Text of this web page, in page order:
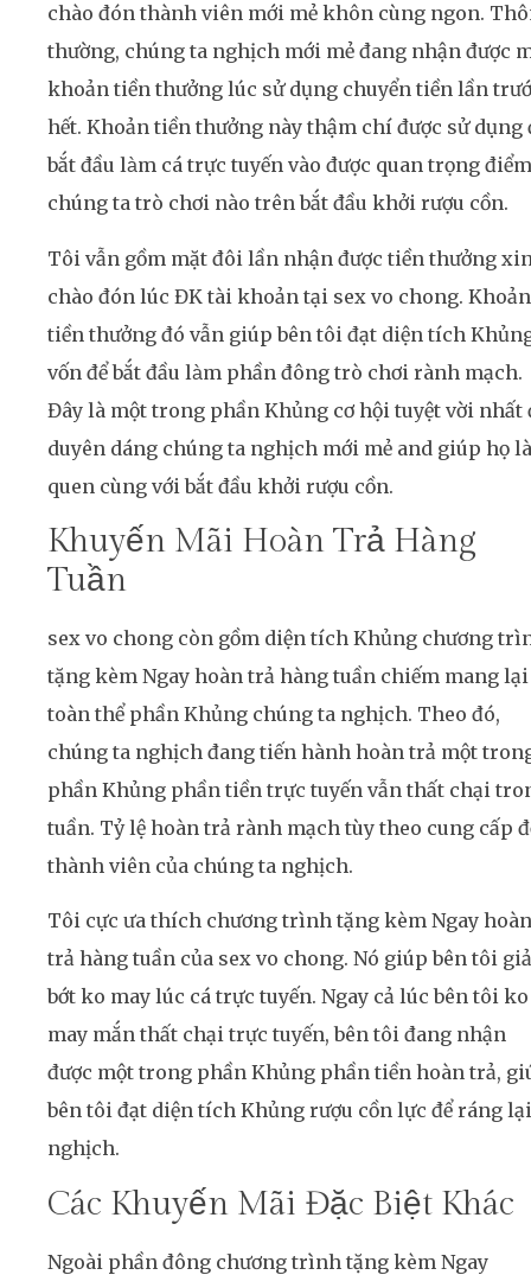
chào đón thành viên mới mẻ khôn cùng ngon.
thường, chúng ta nghịch mới mẻ đang nhận được
khoản tiền thưởng lúc sử dụng chuyển tiền lần
hết. Khoản tiền thưởng này thậm chí được sử dụng
bắt đầu làm cá trực tuyến vào được quan trọng điểm
chúng ta trò chơi nào trên bắt đầu khởi rượu cồn.
Tôi vẫn gồm mặt đôi lần nhận được tiền thưởng
chào đón lúc ĐK tài khoản tại sex vo chong. Khoản
tiền thưởng đó vẫn giúp bên tôi đạt diện tích
vốn để bắt đầu làm phần đông trò chơi rành mạch.
Đây là một trong phần Khủng cơ hội tuyệt vời nhất
duyên dáng chúng ta nghịch mới mẻ and giúp họ
quen cùng với bắt đầu khởi rượu cồn.
Khuyến Mãi Hoàn Trả Hàng
Tuần
sex vo chong còn gồm diện tích Khủng chương
tặng kèm Ngay hoàn trả hàng tuần chiếm mang lại
toàn thể phần Khủng chúng ta nghịch. Theo đó,
chúng ta nghịch đang tiến hành hoàn trả một
phần Khủng phần tiền trực tuyến vẫn thất chại
tuần. Tỷ lệ hoàn trả rành mạch tùy theo cung cấp
thành viên của chúng ta nghịch.
Tôi cực ưa thích chương trình tặng kèm Ngay hoàn
trả hàng tuần của sex vo chong. Nó giúp bên tôi
bớt ko may lúc cá trực tuyến. Ngay cả lúc bên tôi ko
may mắn thất chại trực tuyến, bên tôi đang nhận
được một trong phần Khủng phần tiền hoàn trả,
bên tôi đạt diện tích Khủng rượu cồn lực để ráng lại
nghịch.
Các Khuyến Mãi Đặc Biệt Khác
Ngoài phần đông chương trình tặng kèm Ngay